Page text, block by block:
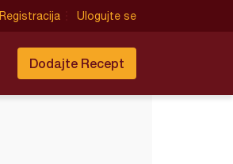
Registracija Ulogujte se
Dodajte Recept